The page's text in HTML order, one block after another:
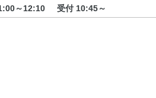
～12:10 受付 10:45～